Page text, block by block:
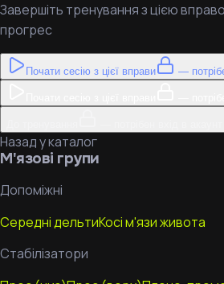
Завершіть тренування з цією
прогрес
Почати сесію з цієї вправи —
Назад у каталог
М'язові групи
Допоміжні
Середні дельтиКосі м'язи живота
Стабілізатори